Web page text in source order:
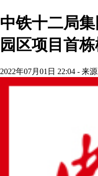
中铁十二局
园区项目首
2022年07月01日 22:04 - 来